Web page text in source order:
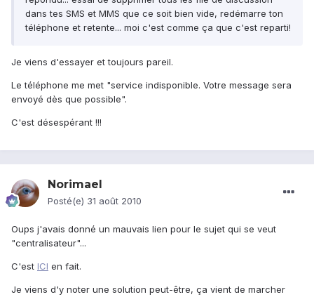
dans tes SMS et MMS que ce soit bien vide, redémarre ton
téléphone et retente... moi c'est comme ça que c'est reparti!
Je viens d'essayer et toujours pareil.
Le téléphone me met "service indisponible. Votre message sera
envoyé dès que possible".
C'est désespérant !!!
Norimael
Posté(e) 31 août 2010
Oups j'avais donné un mauvais lien pour le sujet qui se veut
"centralisateur"...
C'est ICI en fait.
Je viens d'y noter une solution peut-être, ça vient de marcher